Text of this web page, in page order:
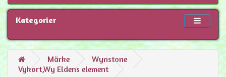
Kategorier
Märke
Wynstone
Vykort,Wy Eldens element